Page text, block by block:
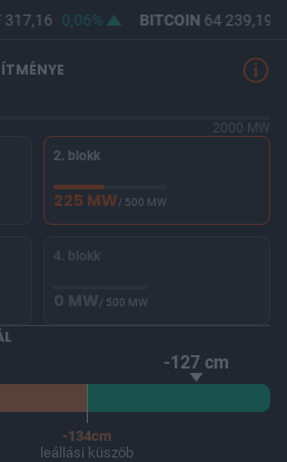
317,16 0,06% BITCOIN 64 239,19
2000 MW
2. blokk
225 MW/ 500 MW
4. blokk
0 MW/ 500 MW
-127 cm
-134cm
leállási küszöb